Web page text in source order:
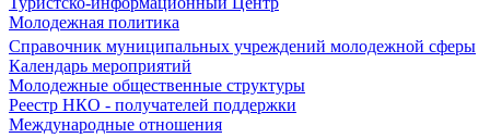
Молодежная политика
Справочник муниципальных учреждений молодежной сферы
Календарь мероприятий
Молодежные общественные структуры
Реестр НКО - получателей поддержки
Международные отношения